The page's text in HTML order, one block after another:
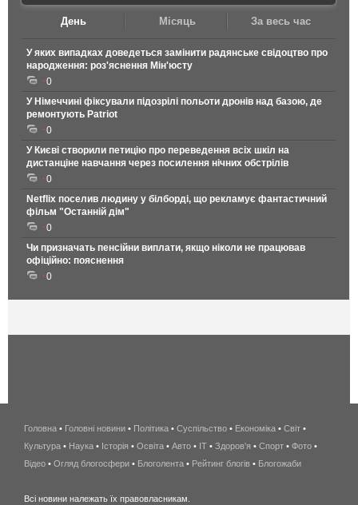
День Місяць За весь час
У яких випадках доведеться замінити радянське свідоцтво про
народження: роз'яснення Мін'юсту
0
У Німеччині фіксували підозрілі польоти дронів над базою, де
ремонтують Patriot
0
У Києві створили петицію про переведення всіх шкіл на
дистанціне навчання через посилення нічних обстрілів
0
Netflix поселив людину у білборді, що рекламує фантастичний
фільм "Останній дім"
0
Чи призначать пенсійни виплати, якщо ніколи не працював
офіційно: пояснення
0
беспроводной
интернет
киев
Головна • Головні новини • Політика • Суспільство • Економіка • Світ •
Культура • Наука • Історія • Освіта • Авто • IT • Здоров'я • Спорт • Фото •
Відео • Огляд блогосфери • Блоголента • Рейтинг блогів • Блогожаби
Всі новини належать їх правовласникам.